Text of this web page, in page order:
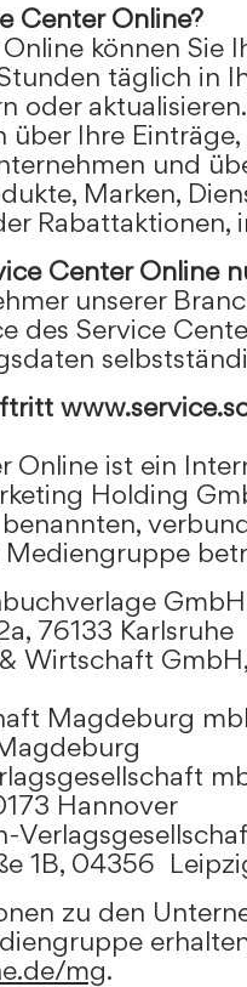
Center Online?
können Sie
täglich in
oder
Ihre
und
Marken,
Rabattaktionen,
Center Online
unserer
des Service
Online ist ein
Holding
Mediengruppe
GmbH
76133 Karlsruhe
Wirtschaft
Magdeburg
Hannover
1B, 04356
zu den
mg.